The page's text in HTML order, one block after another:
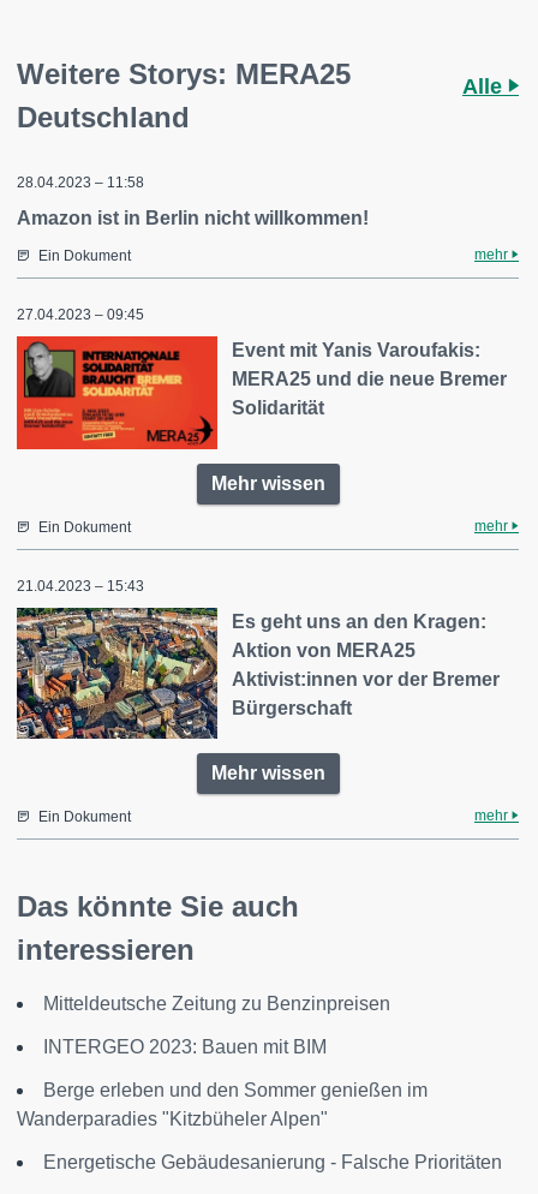
Weitere Storys: MERA25
Deutschland
Alle
28.04.2023 – 11:58
Amazon ist in Berlin nicht willkommen!
Ein Dokument mehr
27.04.2023 – 09:45
Event mit Yanis Varoufakis:
MERA25 und die neue Bremer
Solidarität
Mehr wissen
Ein Dokument mehr
21.04.2023 – 15:43
Es geht uns an den Kragen:
Aktion von MERA25
Aktivist:innen vor der Bremer
Bürgerschaft
Mehr wissen
Ein Dokument mehr
Das könnte Sie auch
interessieren
Mitteldeutsche Zeitung zu Benzinpreisen
INTERGEO 2023: Bauen mit BIM
Berge erleben und den Sommer genießen im
Wanderparadies "Kitzbüheler Alpen"
Energetische Gebäudesanierung - Falsche Prioritäten